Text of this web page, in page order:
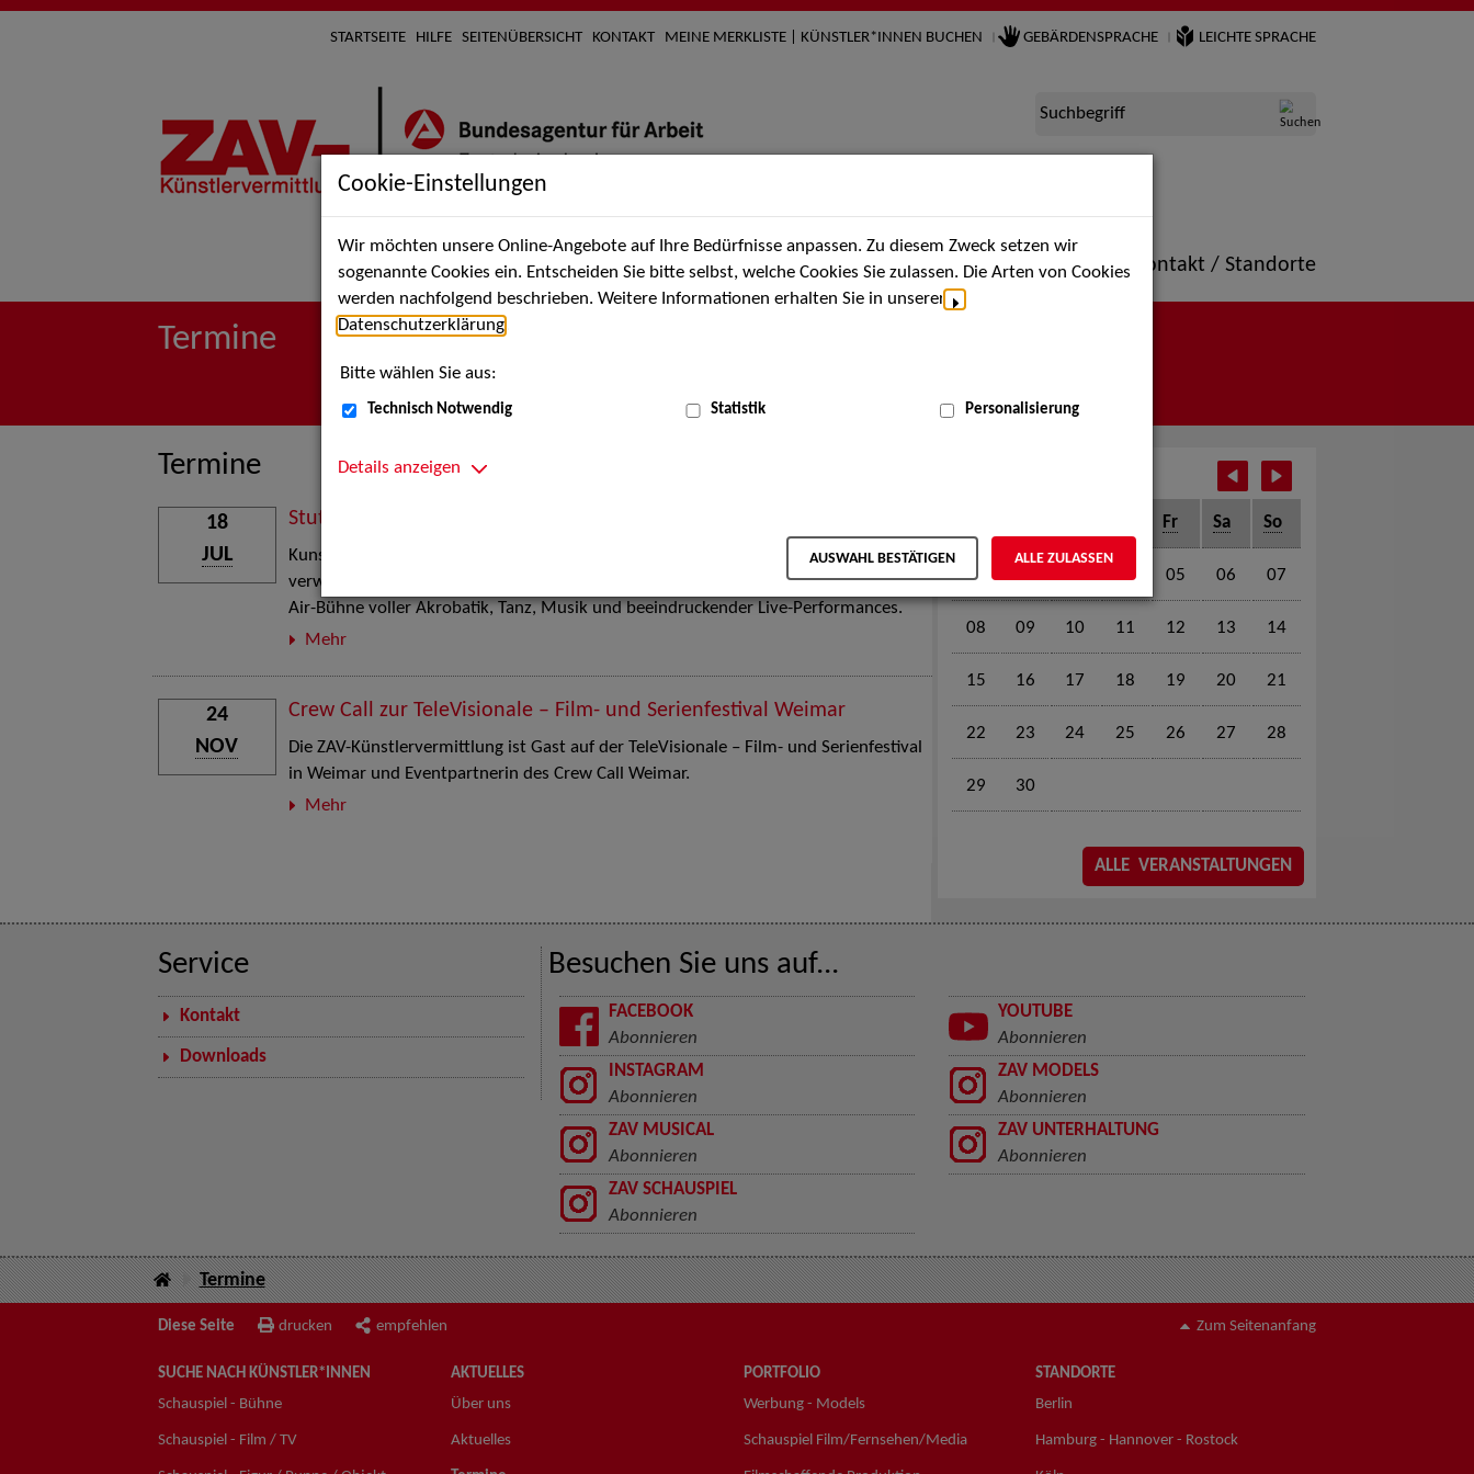
STARTSEITE HILFE SEITENÜBERSICHT KONTAKT MEINE MERKLISTE | KÜNSTLER*INNEN BUCHEN GEBÄRDENSPRACHE LEICHTE SPRACHE
Suchbegriff
Suche nach Künstler*innen Über uns Aktuelles Termine Portfolio Kontakt / Standorte
Termine
Termine
Stuttgart Street Art
Kunst, Live-Acts und Aktionen für Kinder und Familien. Die Stuttgart Street Art
verwandelt den Schlossplatz am 18. Juli 2026 von12 bis 18 Uhr in eine große Open-
Air-Bühne voller Akrobatik, Tanz, Musik und beeindruckender Live-Performances.
Mehr
18
JUL
Crew Call zur TeleVisionale – Film- und Serienfestival Weimar
Die ZAV-Künstlervermittlung ist Gast auf der TeleVisionale – Film- und Serienfestival
in Weimar und Eventpartnerin des Crew Call Weimar.
Mehr
24
NOV
Fr Sa So
01 04 05 06 07
08 09 10 11 12 13 14
15 16 17 18 19 20 21
22 23 24 25 26 27 28
29 30
ALLE VERANSTALTUNGEN
Service
Kontakt
Downloads
Besuchen Sie uns auf...
FACEBOOK
Abonnieren
YOUTUBE
Abonnieren
INSTAGRAM
Abonnieren
ZAV MODELS
Abonnieren
ZAV MUSICAL
Abonnieren
ZAV UNTERHALTUNG
Abonnieren
ZAV SCHAUSPIEL
Abonnieren
Termine
Diese Seite drucken empfehlen Zum Seitenanfang
SUCHE NACH KÜNSTLER*INNEN
Schauspiel - Bühne
Schauspiel - Film / TV
AKTUELLES
Über uns
Aktuelles
PORTFOLIO
Werbung - Models
Schauspiel Film/Fernsehen/Media
STANDORTE
Berlin
Hamburg - Hannover - Rostock
Cookie-Einstellungen
Wir möchten unsere Online-Angebote auf Ihre Bedürfnisse anpassen. Zu diesem Zweck setzen wir
sogenannte Cookies ein. Entscheiden Sie bitte selbst, welche Cookies Sie zulassen. Die Arten von Cookies
werden nachfolgend beschrieben. Weitere Informationen erhalten Sie in unserer
Datenschutzerklärung
Bitte wählen Sie aus:
Technisch Notwendig Statistik Personalisierung
Details anzeigen
AUSWAHL BESTÄTIGEN ALLE ZULASSEN